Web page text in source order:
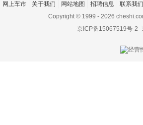
网上车市 关于我们 网站地图 招聘信息 联系我们
Copyright © 1999 - 2026
京ICP备15067519号-2